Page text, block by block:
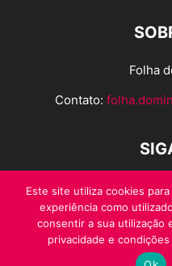
Folha
Contato:
Este site utiliza cookies
experiência como
consentir a sua utilização
privacidade e